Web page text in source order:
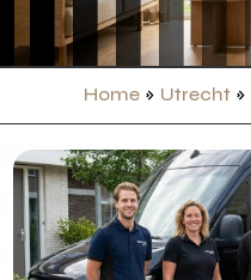
Home » Utrecht »